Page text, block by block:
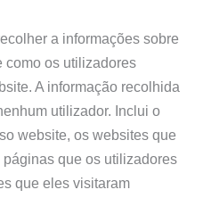
a informações sobre
como os utilizadores
A informação recolhida
utilizador. Inclui o
website, os websites que
que os utilizadores
que eles visitaram